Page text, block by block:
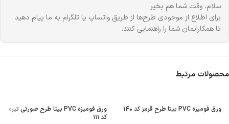
سلام، وقت شما هم بخیر
برای اطلاع از موجودی طرح‌ها از طریق واتساپ یا تلگرام به ما پیام دهید
تا همکارانمان شما را راهنمایی کنند.
محصولات مرتبط
ورق فومیزه PVC بیتا طرح قرمز کد ۱۴۰
ورق فومیزه PVC بیتا طرح صورتی تیره
کد ۱۱۱